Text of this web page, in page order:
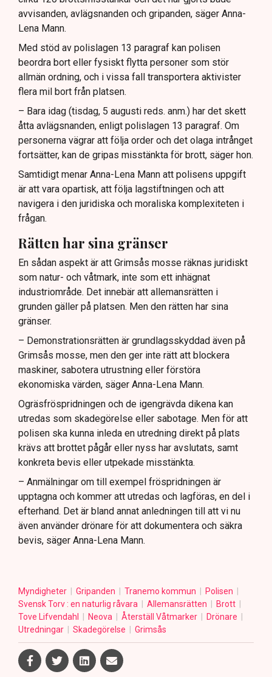
avvisanden, avlägsnanden och gripanden, säger Anna-
Lena Mann.
Med stöd av polislagen 13 paragraf kan polisen
beordra bort eller fysiskt flytta personer som stör
allmän ordning, och i vissa fall transportera aktivister
flera mil bort från platsen.
– Bara idag (tisdag, 5 augusti reds. anm.) har det skett
åtta avlägsnanden, enligt polislagen 13 paragraf. Om
personerna vägrar att följa order och det olaga intrånget
fortsätter, kan de gripas misstänkta för brott, säger hon.
Samtidigt menar Anna-Lena Mann att polisens uppgift
är att vara opartisk, att följa lagstiftningen och att
navigera i den juridiska och moraliska komplexiteten i
frågan.
Rätten har sina gränser
En sådan aspekt är att Grimsås mosse räknas juridiskt
som natur- och våtmark, inte som ett inhägnat
industriområde. Det innebär att allemansrätten i
grunden gäller på platsen. Men den rätten har sina
gränser.
– Demonstrationsrätten är grundlagsskyddad även på
Grimsås mosse, men den ger inte rätt att blockera
maskiner, sabotera utrustning eller förstöra
ekonomiska värden, säger Anna-Lena Mann.
Ogräsfröspridningen och de igengrävda dikena kan
utredas som skadegörelse eller sabotage. Men för att
polisen ska kunna inleda en utredning direkt på plats
krävs att brottet pågår eller nyss har avslutats, samt
konkreta bevis eller utpekade misstänkta.
– Anmälningar om till exempel fröspridningen är
upptagna och kommer att utredas och lagföras, en del i
efterhand. Det är bland annat anledningen till att vi nu
även använder drönare för att dokumentera och säkra
bevis, säger Anna-Lena Mann.
Myndigheter Gripanden Tranemo kommun
Polisen
Svensk Torv : en naturlig råvara
Allemansrätten
Brott
Tove Lifvendahl
Neova Återställ Våtmarker
Drönare
Utredningar
Skadegörelse Grimsås